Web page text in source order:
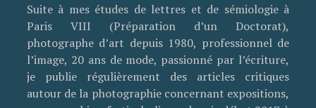
Suite à mes études de lettres et de sémiologie à
Paris VIII (Préparation d’un Doctorat),
photographe d’art depuis 1980, professionnel de
l’image, 20 ans de mode, passionné par l’écriture,
je publie régulièrement des articles critiques
autour de la photographie concernant expositions,